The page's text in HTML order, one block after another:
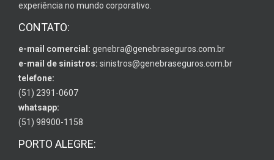
experiência no mundo corporativo.
CONTATO:
e-mail comercial: genebra@genebraseguros.com.br
e-mail de sinistros: sinistros@genebraseguros.com.br
telefone:
(51) 2391-0607
whatsapp:
(51) 98900-1158
PORTO ALEGRE: